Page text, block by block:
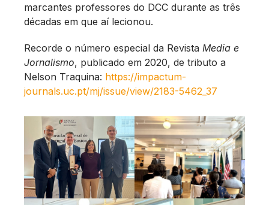
marcantes professores do DCC durante as três
décadas em que aí lecionou.
Recorde o número especial da Revista Media e
Jornalismo, publicado em 2020, de tributo a
Nelson Traquina: https://impactum-
journals.uc.pt/mj/issue/view/2183-5462_37